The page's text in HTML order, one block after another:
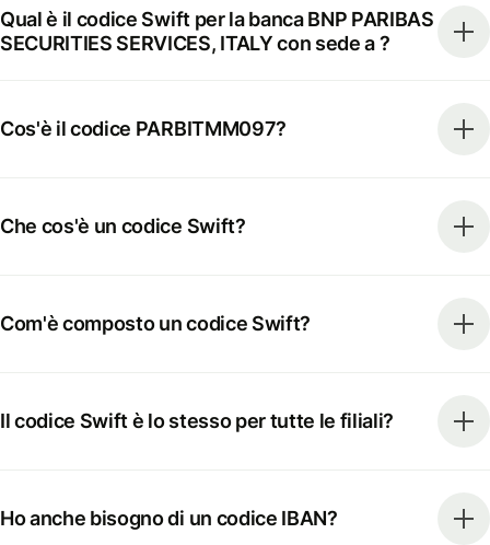
Qual è il codice Swift per la banca BNP PARIBAS
SECURITIES SERVICES, ITALY con sede a ?
Cos'è il codice PARBITMM097?
Che cos'è un codice Swift?
Com'è composto un codice Swift?
Il codice Swift è lo stesso per tutte le filiali?
Ho anche bisogno di un codice IBAN?